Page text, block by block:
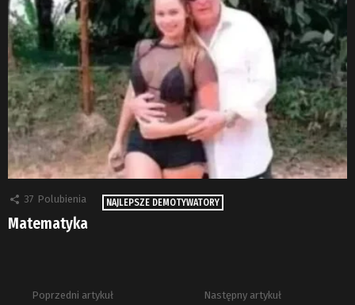
37 Polubienia NAJLEPSZE DEMOTYWATORY
Matematyka
ZobaczPoprzedni artykuł Następny artykuł